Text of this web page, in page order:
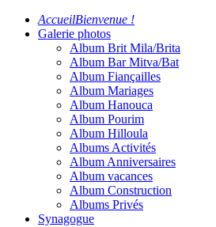
AccueilBienvenue !
Galerie photos
Album Brit Mila/Brita
Album Bar Mitva/Bat
Album Fiançailles
Album Mariages
Album Hanouca
Album Pourim
Album Hilloula
Albums Activités
Album Anniversaires
Album vacances
Album Construction
Albums Privés
Synagogue